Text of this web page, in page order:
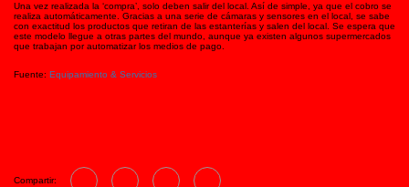
Una vez realizada la ‘compra’, solo deben salir del local. Así de simple, ya que el cobro se
realiza automáticamente. Gracias a una serie de cámaras y sensores en el local, se sabe
con exactitud los productos que retiran de las estanterías y salen del local. Se espera que
este modelo llegue a otras partes del mundo, aunque ya existen algunos supermercados
que trabajan por automatizar los medios de pago.
Fuente: Equipamiento & Servicios
Compartir: